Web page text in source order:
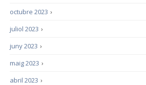
›
octubre 2023
›
juliol 2023
›
juny 2023
›
maig 2023
›
abril 2023